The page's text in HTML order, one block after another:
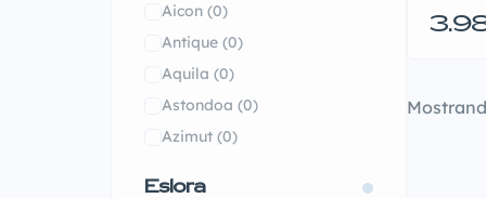
Aicon (0)
Antique (0)
Aquila (0)
Astondoa (0)
Azimut (0)
Eslora